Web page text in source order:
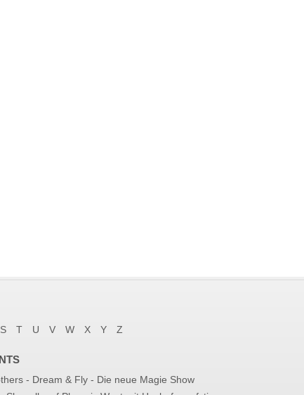
S T U V W X Y Z
- Dream & Fly - Die neue Magie Show